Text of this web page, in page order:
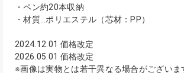
・ペン約20本収納
・材質…ポリエステル（芯材：PP）
2024.12.01 価格改定
2026.05.01 価格改定
※画像は実物とは若干異なる場合がございま